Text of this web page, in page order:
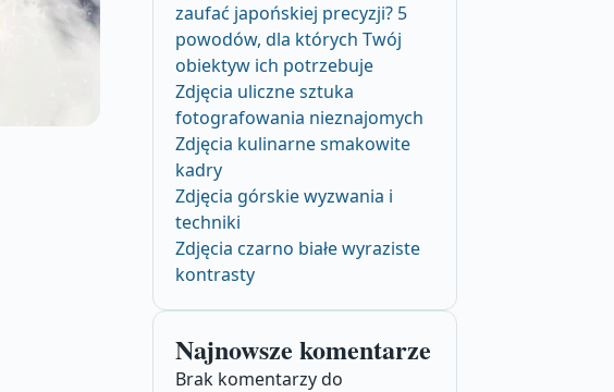
zaufać japońskiej precyzji? 5
powodów, dla których Twój
obiektyw ich potrzebuje
Zdjęcia uliczne sztuka
fotografowania nieznajomych
Zdjęcia kulinarne smakowite
kadry
Zdjęcia górskie wyzwania i
techniki
Zdjęcia czarno białe wyraziste
kontrasty
Najnowsze komentarze
Brak komentarzy do